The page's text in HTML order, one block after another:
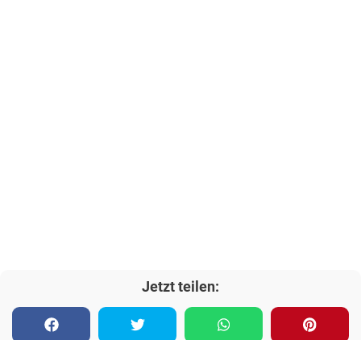
Jetzt teilen: